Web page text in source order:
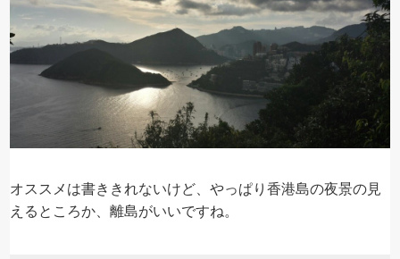
オススメは書ききれないけど、やっぱり香港島の夜景の見
えるところか、離島がいいですね。